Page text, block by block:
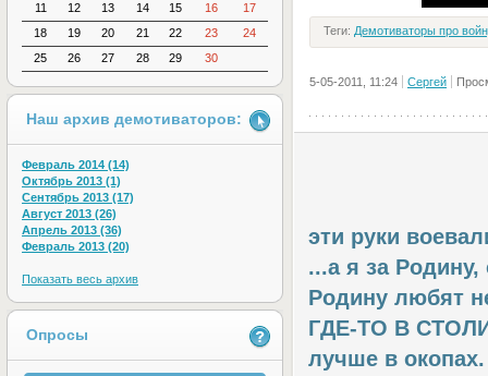
Теги: Демотиваторы про
5-05-2011, 11:24 Сергей
эти руки
...а я за
Родину любят
ГДЕ-ТО В
лучше в окопах.
11
12 13 14 15 16
17
18
19 20 21 22 23
24
25
26 27 28 29 30
Наш архив демотиваторов:
Февраль 2014 (14)
Октябрь 2013 (1)
Сентябрь 2013 (17)
Август 2013 (26)
Апрель 2013 (36)
Февраль 2013 (20)
Показать весь архив
Опросы